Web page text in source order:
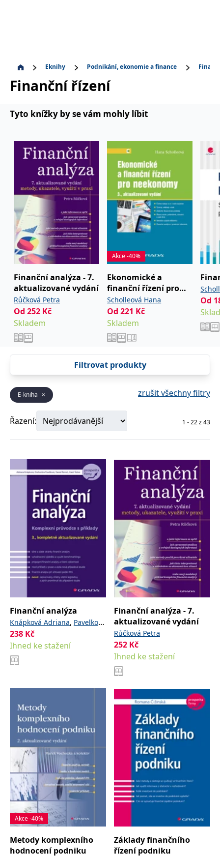
Eknihy Podnikání, ekonomie a finance
Finanční řízení
Tyto knížky by se vám mohly líbit
Finanční analýza - 7.
aktualizované vydání
Růčková Petra
Od 252 Kč
Skladem
Akce -40%
Ekonomické a
finanční řízení pro
neekonomy
Scholleová Hana
Od221 Kč
Skladem
Od
Filtrovat produkty
E-kniha × zrušit všechny filtry
Řazení: 1 -22z43
Finanční analýza
Knápková Adriana, Pavelková
Drahomíra
Šteker Karel
238 Kč
Ihned ke stažení
Finanční analýza - 7.
aktualizované vydání
Růčková Petra
252 Kč
Ihned ke stažení
Akce -40%
Metody komplexního
hodnocení podniku
Základy finančního
řízení podniku